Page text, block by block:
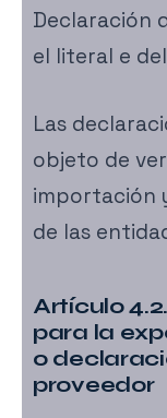
Declaración
el literal e
Las
objeto de
importación
de las
Artículo
para la
o
proveedor